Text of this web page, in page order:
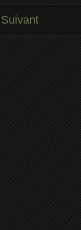
Suivant